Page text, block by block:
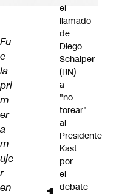
Fu
e
la
pri
m
er
a
m
uje
r
en
el
llamado
de
Diego
Schalper
(RN)
a
"no
torear"
al
Presidente
Kast
por
el
debate